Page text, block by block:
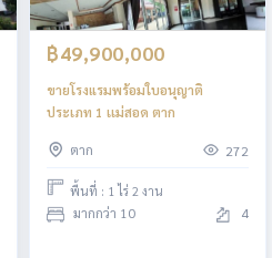
฿49,900,000
ขายโรงแรมพร้อมใบอนุญาติ
ประเภท 1 เเม่สอด ตาก
ตาก 272
พื้นที่ : 1 ไร่ 2 งาน
มากกว่า 10 4